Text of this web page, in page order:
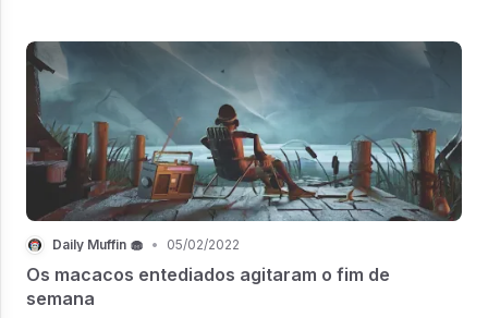
Mercado Crypto com disposição pra se
Daily Muffin 🧁 • 05/02/2022
Os macacos entediados agitaram o fim de
semana